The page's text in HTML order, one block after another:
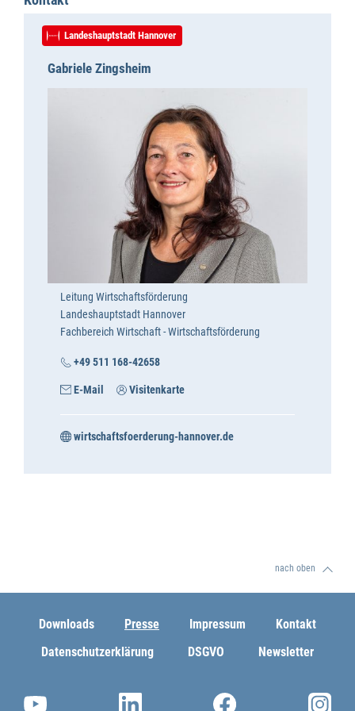
Landeshauptstadt Hannover
Gabriele Zingsheim
Leitung Wirtschaftsförderung
Landeshauptstadt Hannover
Fachbereich Wirtschaft - Wirtschaftsförderung
+49 511 168-42658
E-Mail Visitenkarte
wirtschaftsfoerderung-hannover.de
nach oben
Downloads Presse Impressum
Kontakt
Datenschutzerklärung
DSGVO Newsletter